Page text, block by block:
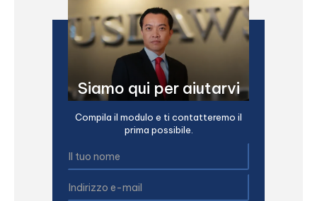
Siamo qui per aiutarvi
Compila il modulo e ti contatteremo il
prima possibile.